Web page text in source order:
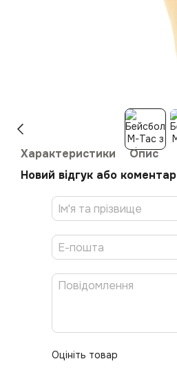
Характеристики
Опис
Новий відгук або коментар
Оцініть товар